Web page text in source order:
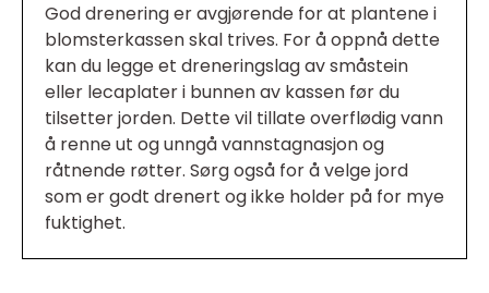
God drenering er avgjørende for at plantene i
blomsterkassen skal trives. For å oppnå dette
kan du legge et dreneringslag av småstein
eller lecaplater i bunnen av kassen før du
tilsetter jorden. Dette vil tillate overflødig vann
å renne ut og unngå vannstagnasjon og
råtnende røtter. Sørg også for å velge jord
som er godt drenert og ikke holder på for mye
fuktighet.